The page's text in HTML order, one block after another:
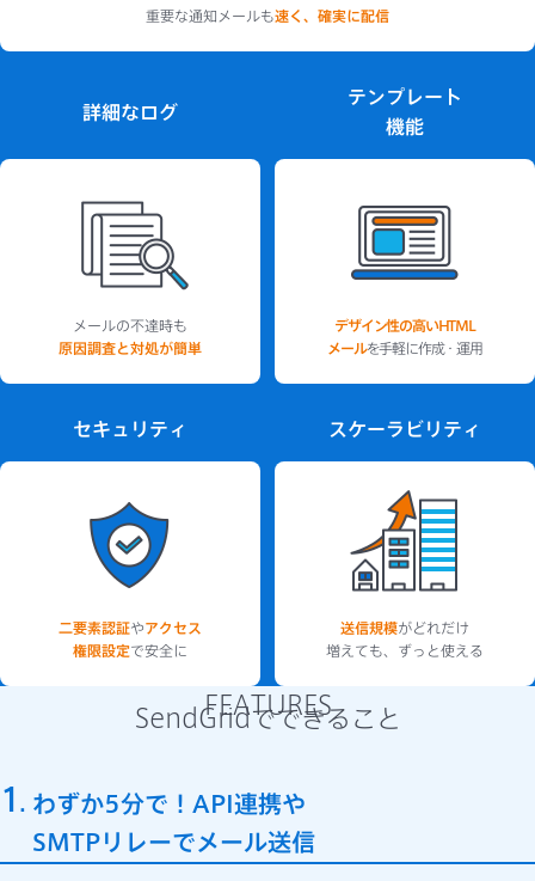
重要な通知メールも速く、確実に配信
詳細なログ
メールの不達時も
原因調査と対処が簡単
テンプレート
機能
デザイン性の高いHTML
メールを手軽に作成・運用
セキュリティ
二要素認証やアクセス
権限設定で安全に
スケーラビリティ
送信規模がどれだけ
増えても、ずっと使える
FEATURES
SendGridでできること
1 わずか5分で！API連携や
SMTPリレーでメール送信